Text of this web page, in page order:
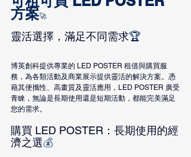
方案🚀
靈活選擇，滿足不同需求🏆
博英創科提供專業的 LED POSTER 租借與購買服
務，為各類活動及商業展示提供靈活的解決方案。憑
藉其便攜性、高畫質及靈活應用，LED POSTER 廣受
青睞，無論是長期使用還是短期活動，都能完美滿足
您的需求。
購買 LED POSTER：長期使用的經
濟之選💰